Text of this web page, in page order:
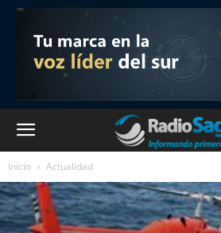
Inicio Actualidad